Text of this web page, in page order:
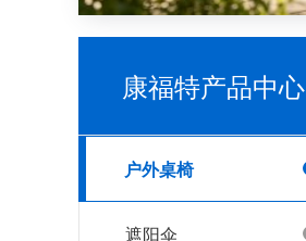
康福特产品中心
户外桌椅
遮阳伞
推荐一些源头户外家具工厂